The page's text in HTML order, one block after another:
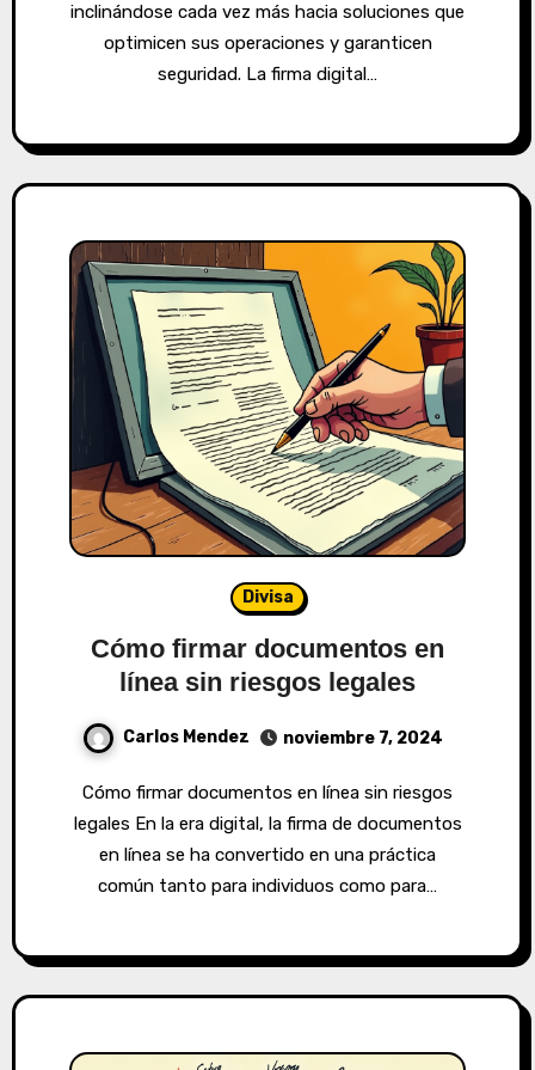
inclinándose cada vez más hacia soluciones que
optimicen sus operaciones y garanticen
seguridad. La firma digital…
Divisa
Cómo firmar documentos en
línea sin riesgos legales
Carlos Mendez noviembre 7, 2024
Cómo firmar documentos en línea sin riesgos
legales En la era digital, la firma de documentos
en línea se ha convertido en una práctica
común tanto para individuos como para…